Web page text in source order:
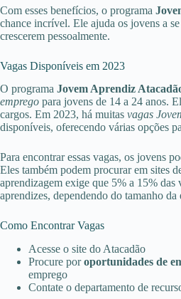
Com esses benefícios, o programa
chance incrível. Ele ajuda os jovens a
crescerem pessoalmente.
Vagas Disponíveis em 2023
O programa Jovem Aprendiz
emprego para jovens de 14 a 24 anos.
cargos. Em 2023, há muitas vagas
disponíveis, oferecendo várias opções
Para encontrar essas vagas, os jovens
Eles também podem procurar em sites
aprendizagem exige que 5% a 15% das
aprendizes, dependendo do tamanho da
Como Encontrar Vagas
Acesse o site do Atacadão
Procure poroportunidades de
emprego
Contate o departamento de